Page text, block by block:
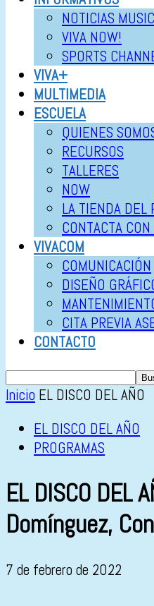
NOTICIAS
VIVA NOW!
SPORTS
VIVA+
MULTIMEDIA
ESCUELA
QUIENES
RECURSOS
TALLERES
NOW
LA TIENDA DEL
CONTACTA
VIVACOM
COMUNICACIÓN
DISEÑO
CITA PREVIA
CONTACTO
Inicio EL DISCO DEL AÑO
EL DISCO DEL AÑO
PROGRAMAS
EL DISCO DEL
Domínguez,
7 de febrero de 2022